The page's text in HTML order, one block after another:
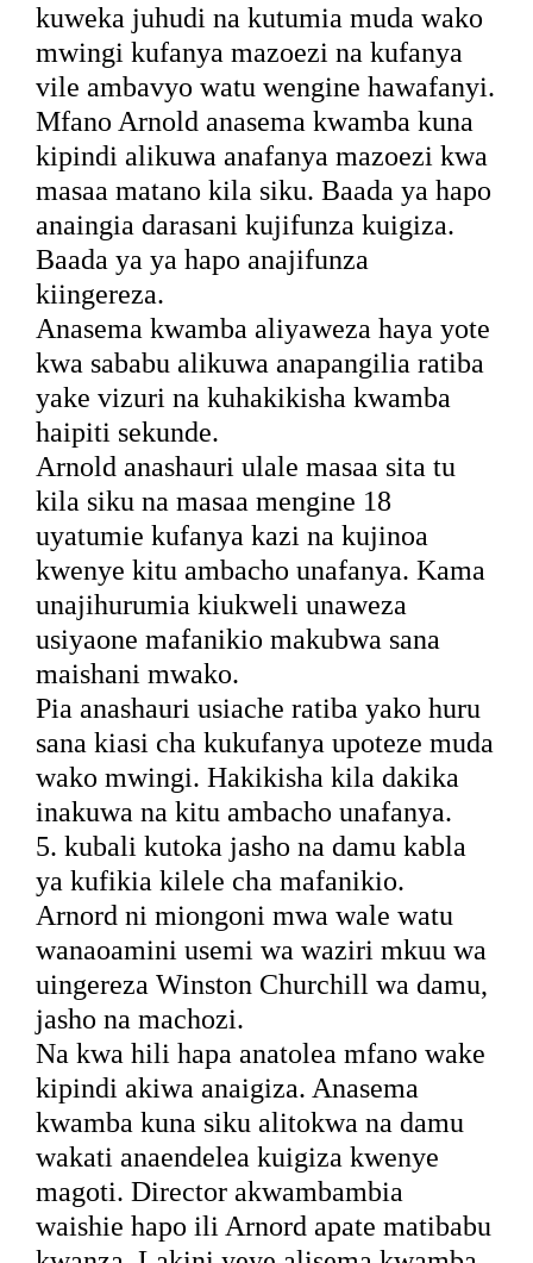
kuweka juhudi na kutumia muda wako
mwingi kufanya mazoezi na kufanya
vile ambavyo watu wengine hawafanyi.
Mfano Arnold anasema kwamba kuna
kipindi alikuwa anafanya mazoezi kwa
masaa matano kila siku. Baada ya hapo
anaingia darasani kujifunza kuigiza.
Baada ya ya hapo anajifunza
kiingereza.
Anasema kwamba aliyaweza haya yote
kwa sababu alikuwa anapangilia ratiba
yake vizuri na kuhakikisha kwamba
haipiti sekunde.
Arnold anashauri ulale masaa sita tu
kila siku na masaa mengine 18
uyatumie kufanya kazi na kujinoa
kwenye kitu ambacho unafanya. Kama
unajihurumia kiukweli unaweza
usiyaone mafanikio makubwa sana
maishani mwako.
Pia anashauri usiache ratiba yako huru
sana kiasi cha kukufanya upoteze muda
wako mwingi. Hakikisha kila dakika
inakuwa na kitu ambacho unafanya.
5. kubali kutoka jasho na damu kabla
ya kufikia kilele cha mafanikio.
Arnord ni miongoni mwa wale watu
wanaoamini usemi wa waziri mkuu wa
uingereza Winston Churchill wa damu,
jasho na machozi.
Na kwa hili hapa anatolea mfano wake
kipindi akiwa anaigiza. Anasema
kwamba kuna siku alitokwa na damu
wakati anaendelea kuigiza kwenye
magoti. Director akwambambia
waishie hapo ili Arnord apate matibabu